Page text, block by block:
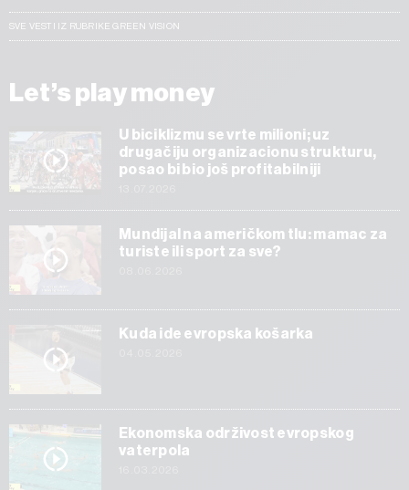
SVE VESTI IZ RUBRIKE GREEN VISION
Let’s play money
U biciklizmu se vrte milioni; uz
drugačiju organizacionu strukturu,
posao bi bio još profitabilniji
Mundijal na američkom tlu: mamac za
turiste ili sport za sve?
Kuda ide evropska košarka
Ekonomska održivost evropskog
vaterpola